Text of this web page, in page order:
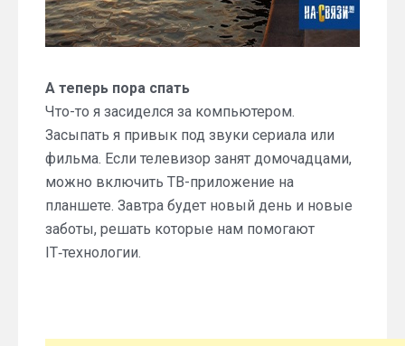
А теперь пора спать
Что-то я засиделся за компьютером.
Засыпать я привык под звуки сериала или
фильма. Если телевизор занят домочадцами,
можно включить ТВ-приложение на
планшете. Завтра будет новый день и новые
заботы, решать которые нам помогают
IT‑технологии.